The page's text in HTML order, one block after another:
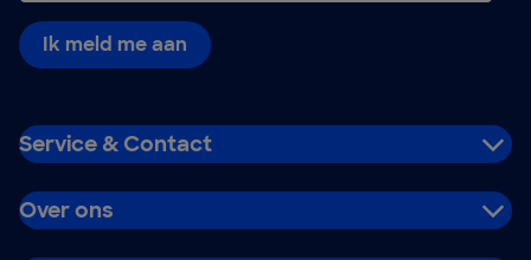
Ik meld me aan
Service & Contact
Over ons